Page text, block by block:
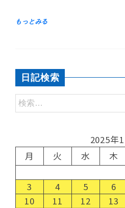
日記検索
2025年
月
火 水 木
3
4 5 6
10
11 12 13